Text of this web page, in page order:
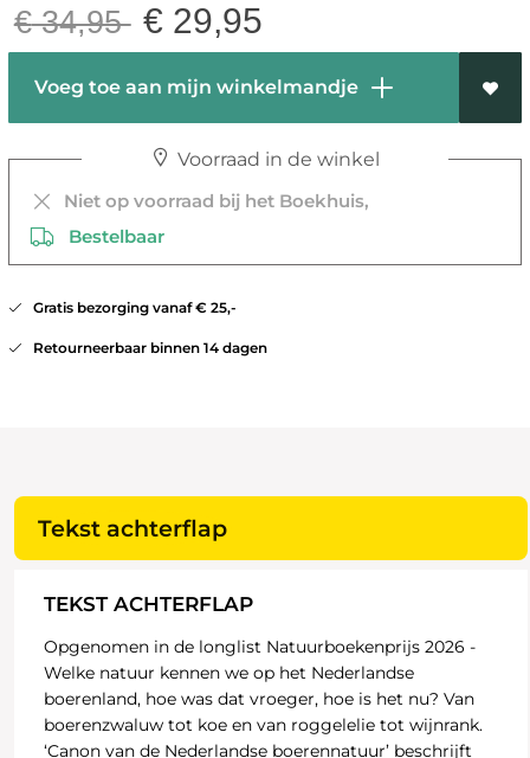
€34,95 € 29,95
Voeg toe aan mijn winkelmandje
Voorraad in de winkel
Niet op voorraad bij het Boekhuis,
Bestelbaar
Gratis bezorging vanaf € 25,-
Retourneerbaar binnen 14 dagen
Tekst achterflap
TEKST ACHTERFLAP
Opgenomen in de longlist Natuurboekenprijs 2026 -
Welke natuur kennen we op het Nederlandse
boerenland, hoe was dat vroeger, hoe is het nu? Van
boerenzwaluw tot koe en van roggelelie tot wijnrank.
‘Canon van de Nederlandse boerennatuur’ beschrijft